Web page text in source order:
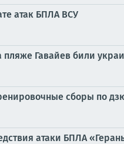
атак БПЛА ВСУ
Гавайев били
сборы по
атаки БПЛА